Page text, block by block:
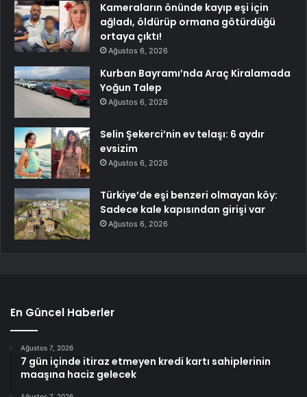
Kameraların önünde kayıp eşi için
ağladı, öldürüp ormana götürdüğü
ortaya çıktı!
Ağustos 6, 2026
Kurban Bayramı’nda Araç Kiralamada
Yoğun Talep
Ağustos 6, 2026
Selin Şekerci’nin ev telaşı: 6 aydır
evsizim
Ağustos 6, 2026
Türkiye’de eşi benzeri olmayan köy:
Sadece kale kapısından girişi var
Ağustos 6, 2026
En Güncel Haberler
Ağustos 7, 2026
7 gün içinde itiraz etmeyen kredi kartı sahiplerinin
maaşına haciz gelecek